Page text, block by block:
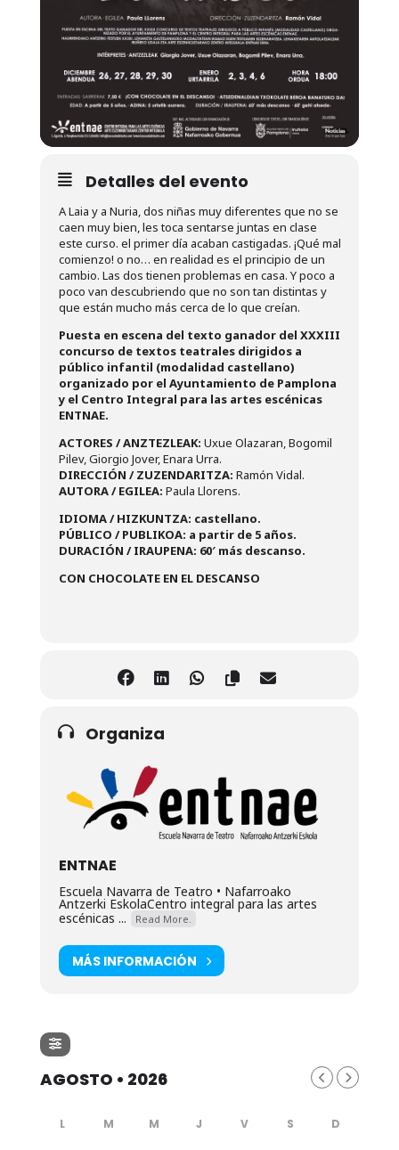
Detalles del evento
A Laia y a Nuria, dos niñas muy diferentes que no se
caen muy bien, les toca sentarse juntas en clase
este curso. el primer día acaban castigadas. ¡Qué mal
comienzo! o no… en realidad es el principio de un
cambio. Las dos tienen problemas en casa. Y poco a
poco van descubriendo que no son tan distintas y
que están mucho más cerca de lo que creían.
Puesta en escena del texto ganador del XXXIII
concurso de textos teatrales dirigidos a
público infantil (modalidad castellano)
organizado por el Ayuntamiento de Pamplona
y el Centro Integral para las artes escénicas
ENTNAE.
ACTORES / ANZTEZLEAK: Uxue Olazaran, Bogomil
Pilev, Giorgio Jover, Enara Urra.
DIRECCIÓN / ZUZENDARITZA: Ramón Vidal.
AUTORA / EGILEA: Paula Llorens.
IDIOMA / HIZKUNTZA: castellano.
PÚBLICO / PUBLIKOA: a partir de 5 años.
DURACIÓN / IRAUPENA: 60′ más descanso.
CON CHOCOLATE EN EL DESCANSO
Organiza
ENTNAE
Escuela Navarra de Teatro • Nafarroako
Antzerki EskolaCentro integral para las artes
escénicas ...
Read More.
MÁS INFORMACIÓN
AGOSTO • 2026